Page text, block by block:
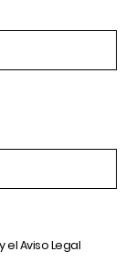
y elAviso Legal